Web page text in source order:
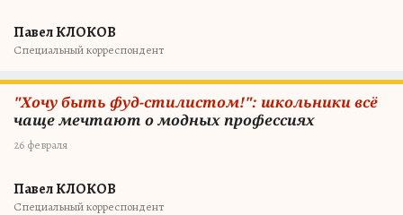
Павел КЛОКОВ
Специальный корреспондент
"Хочу быть фуд-стилистом!": школьники всё
чаще мечтают о модных профессиях
26 февраля
Павел КЛОКОВ
Специальный корреспондент